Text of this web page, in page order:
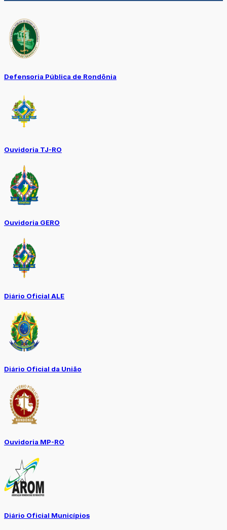
Defensoria Pública de Rondônia
Ouvidoria TJ-RO
Ouvidoria GERO
Diário Oficial ALE
Diário Oficial da União
Ouvidoria MP-RO
Diário Oficial Municípios